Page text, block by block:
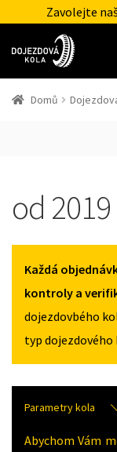
Zavolejte
Domů
od 2019
Každá
kontroly a
dojezdovbého
typ dojezdového
Parametry kola
Abychom Vám